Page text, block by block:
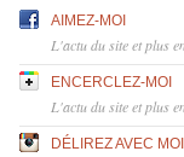
AIMEZ-MOI
L'actu du site et plus
ENCERCLEZ-MOI
L'actu du site et plus
DÉLIREZ AVEC MOI